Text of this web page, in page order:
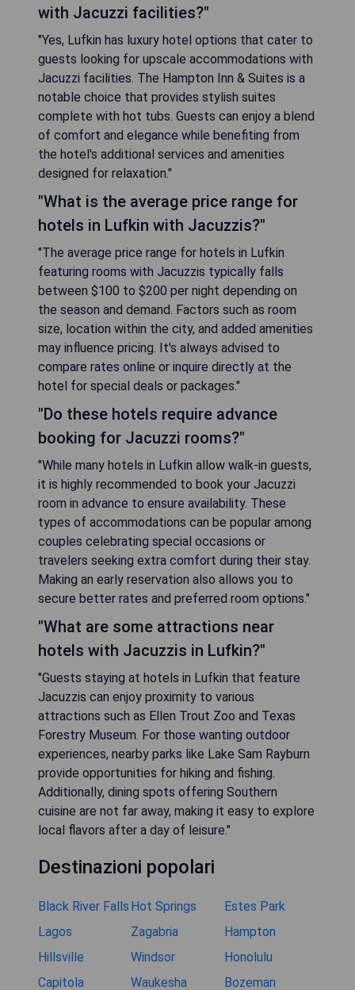
with Jacuzzi facilities?"
"Yes, Lufkin has luxury hotel options that cater to
guests looking for upscale accommodations with
Jacuzzi facilities. The Hampton Inn & Suites is a
notable choice that provides stylish suites
complete with hot tubs. Guests can enjoy a blend
of comfort and elegance while benefiting from
the hotel's additional services and amenities
designed for relaxation."
"What is the average price range for
hotels in Lufkin with Jacuzzis?"
"The average price range for hotels in Lufkin
featuring rooms with Jacuzzis typically falls
between $100 to $200 per night depending on
the season and demand. Factors such as room
size, location within the city, and added amenities
may influence pricing. It's always advised to
compare rates online or inquire directly at the
hotel for special deals or packages."
"Do these hotels require advance
booking for Jacuzzi rooms?"
"While many hotels in Lufkin allow walk-in guests,
it is highly recommended to book your Jacuzzi
room in advance to ensure availability. These
types of accommodations can be popular among
couples celebrating special occasions or
travelers seeking extra comfort during their stay.
Making an early reservation also allows you to
secure better rates and preferred room options."
"What are some attractions near
hotels with Jacuzzis in Lufkin?"
"Guests staying at hotels in Lufkin that feature
Jacuzzis can enjoy proximity to various
attractions such as Ellen Trout Zoo and Texas
Forestry Museum. For those wanting outdoor
experiences, nearby parks like Lake Sam Rayburn
provide opportunities for hiking and fishing.
Additionally, dining spots offering Southern
cuisine are not far away, making it easy to explore
local flavors after a day of leisure."
Destinazioni popolari
Black River Falls Hot Springs
Estes Park
Lagos
Zagabria
Hampton
Hillsville
Windsor
Honolulu
Capitola
Waukesha Bozeman